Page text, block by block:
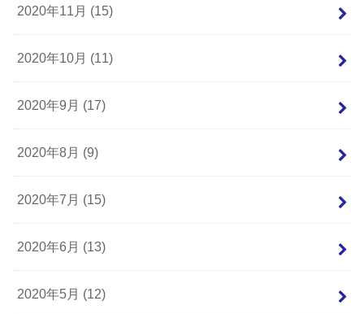
2020年11月 (15)
2020年10月 (11)
2020年9月 (17)
2020年8月 (9)
2020年7月 (15)
2020年6月 (13)
2020年5月 (12)